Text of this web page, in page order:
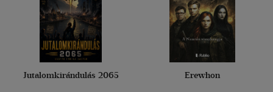
Jutalomkirándulás 2065 Erewhon